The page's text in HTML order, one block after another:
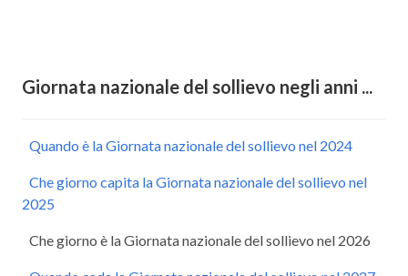
Giornata nazionale del sollievo negli anni ...
Quando è la Giornata nazionale del sollievo nel 2024
Che giorno capita la Giornata nazionale del sollievo nel
2025
Che giorno è la Giornata nazionale del sollievo nel 2026